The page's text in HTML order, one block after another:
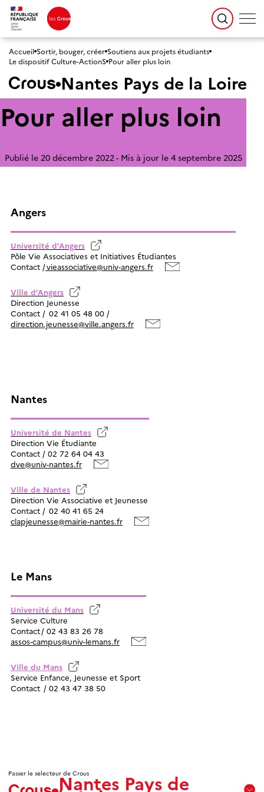
Accueil Sortir, bouger, créer Soutiens aux projets étudiants
Le dispositif Culture-ActionS Pour aller plus loin
Nantes Pays de la Loire
Pour aller plus loin
Publié le 20 décembre 2022 Mis à jour le 4 septembre 2025
Angers
Université d’Angers
Pôle Vie Associatives et Initiatives Étudiantes
Contact /vieassociative@univ-angers.fr
Ville d’Angers
Direction Jeunesse
Contact / 02 41 05 48 00 /
direction.jeunesse@ville.angers.fr
Nantes
Université de Nantes
Direction Vie Étudiante
Contact / 02 72 64 04 43
dve@univ-nantes.fr
Ville de Nantes
Direction Vie Associative et Jeunesse
Contact / 02 40 41 65 24
clapjeunesse@mairie-nantes.fr
Le Mans
Université du Mans
Service Culture
Contact / 02 43 83 26 78
assos-campus@univ-lemans.fr
Ville du Mans
Service Enfance, Jeunesse et Sport
Contact / 02 43 47 38 50
Passer le selecteur de CrousNantes Pays de